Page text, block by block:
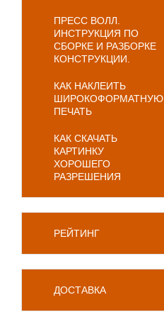
ПРЕСС ВОЛЛ.
ИНСТРУКЦИЯ ПО
СБОРКЕ И РАЗБОРКЕ
КОНСТРУКЦИИ.
КАК НАКЛЕИТЬ
ШИРОКОФОРМАТНУЮ
ПЕЧАТЬ
КАК СКАЧАТЬ
КАРТИНКУ
ХОРОШЕГО
РАЗРЕШЕНИЯ
РЕЙТИНГ
ДОСТАВКА